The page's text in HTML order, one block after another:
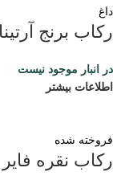
داغ
رکاب برنج
در انبار موجود نیست
اطلاعات بیشتر
فروخته شده
رکاب نقره فایر عیار 925